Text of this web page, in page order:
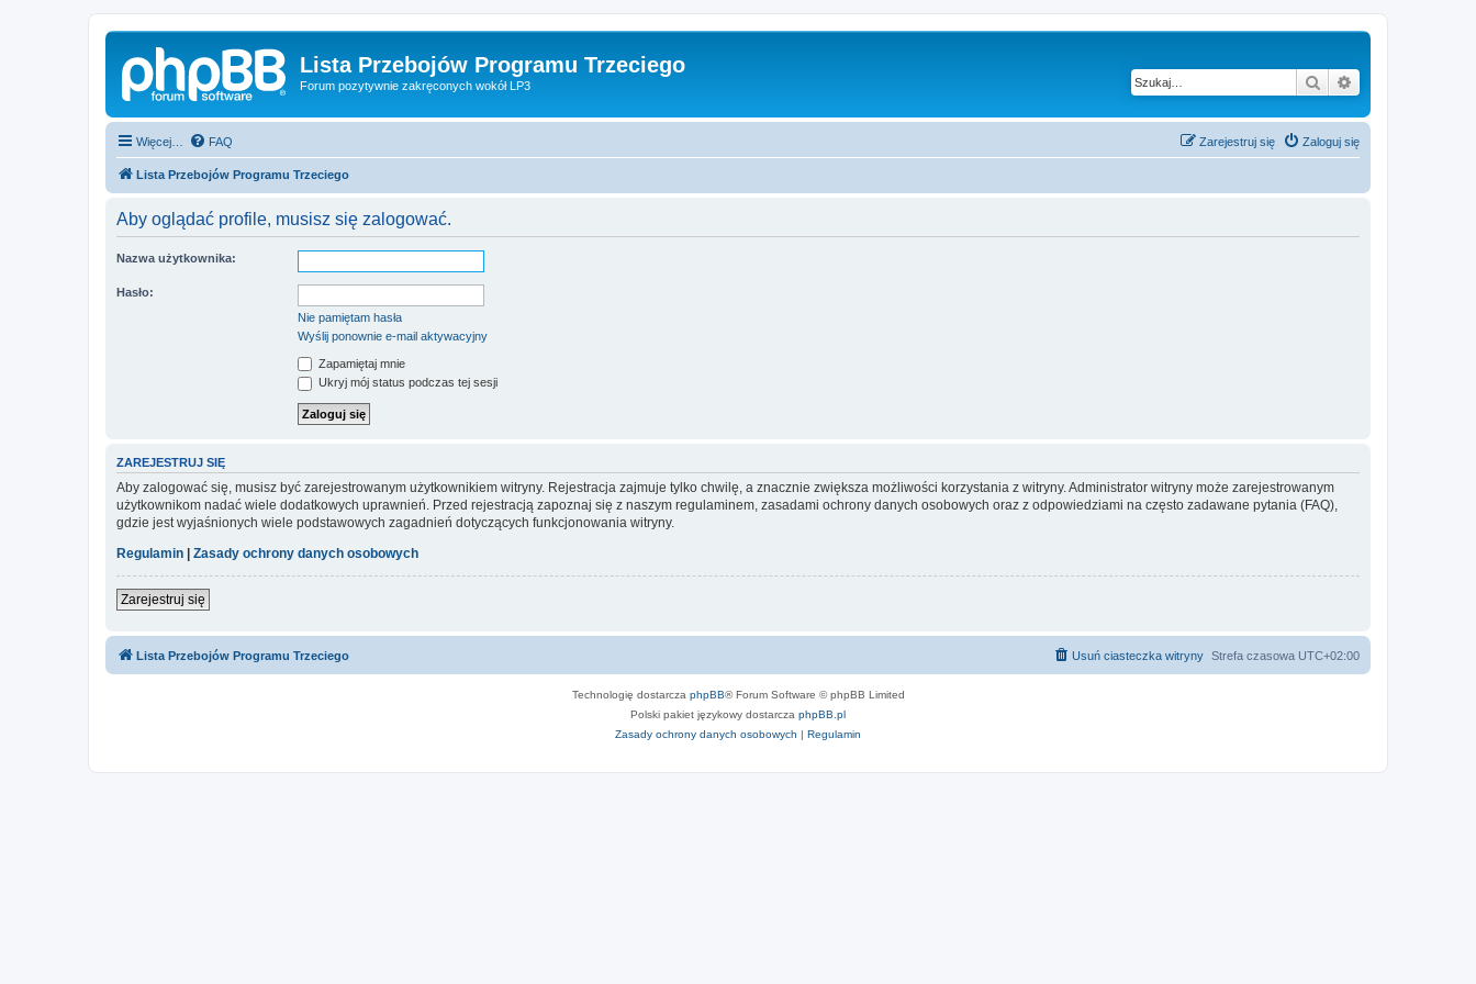
Lista Przebojów Programu Trzeciego
Forum pozytywnie zakręconych wokół LP3 Szukaj
Więcej… FAQ Zaloguj się
Zarejestruj się
Lista Przebojów Programu Trzeciego
Aby oglądać profile, musisz się zalogować.
Nazwa użytkownika:
Hasło:
Nie pamiętam hasła
Wyślij ponownie e-mail aktywacyjny
Zapamiętaj mnie
Ukryj mój status podczas tej sesji
ZAREJESTRUJ SIĘ
Aby zalogować się, musisz być zarejestrowanym użytkownikiem witryny. Rejestracja zajmuje tylko chwilę, a znacznie zwiększa możliwości korzystania z witryny. Administrator witryny może zarejestrowanym
użytkownikom nadać wiele dodatkowych uprawnień. Przed rejestracją zapoznaj się z naszym regulaminem, zasadami ochrony danych osobowych oraz z odpowiedziami na często zadawane pytania (FAQ),
gdzie jest wyjaśnionych wiele podstawowych zagadnień dotyczących funkcjonowania witryny.
Regulamin
Zasady ochrony danych osobowych
Zarejestruj się
Lista Przebojów Programu Trzeciego Strefa czasowa UTC+02:00
Usuń ciasteczka witryny
Technologię dostarcza phpBB® Forum Software © phpBB Limited
Polski pakiet językowy dostarcza phpBB.pl
Zasady ochrony danych osobowych | Regulamin